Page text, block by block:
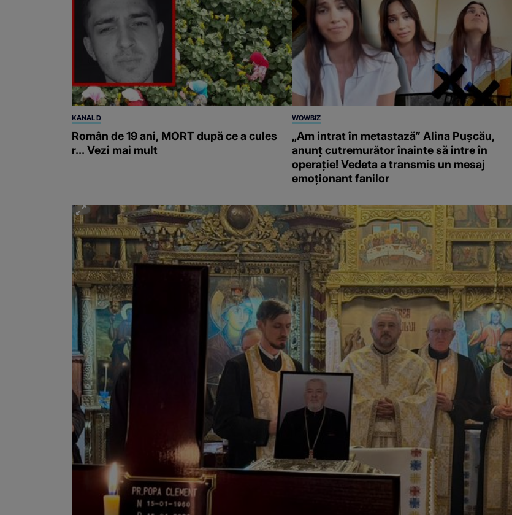
KANAL D
Român de 19 ani, MORT după ce a cules
r... Vezi mai mult
WOWBIZ
„Am intrat în metastază” Alina Pușcău,
anunț cutremurător înainte să intre în
operație! Vedeta a transmis un mesaj
emoționant fanilor